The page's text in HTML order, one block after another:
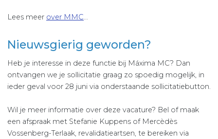
Lees meer over MMC…
Nieuwsgierig geworden?
Heb je interesse in deze functie bij Máxima MC? Dan
ontvangen we je sollicitatie graag zo spoedig mogelijk, in
ieder geval voor 28 juni via onderstaande sollicitatiebutton.
Wil je meer informatie over deze vacature? Bel of maak
een afspraak met Stefanie Kuppens of Mercèdès
Vossenberg-Terlaak, revalidatieartsen, te bereiken via